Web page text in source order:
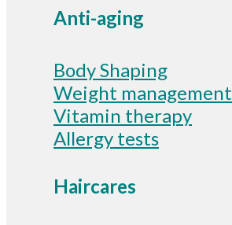
Anti-aging
Body Shaping
Weight management
Vitamin therapy
Allergy tests
Haircares